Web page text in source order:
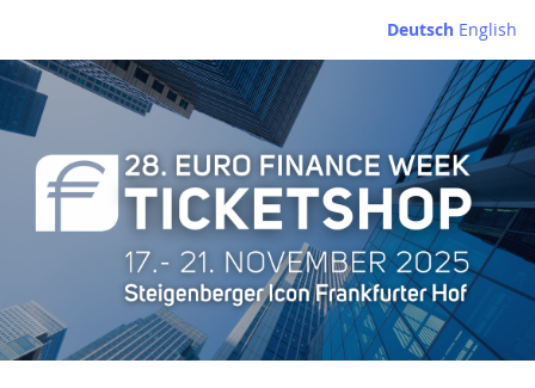
Inhalt
springen
Deutsch English